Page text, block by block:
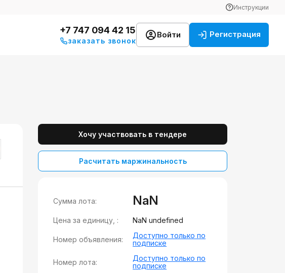
Инструкции
+7 747 094 42 15
заказать звонок
Войти Регистрация
Хочу участвовать в тендере
Расчитать маржинальность
Сумма лота: NaN
Цена за единицу, : NaN undefined
Номер объявления:
Доступно только по
подписке
Номер лота:
Доступно только по
подписке